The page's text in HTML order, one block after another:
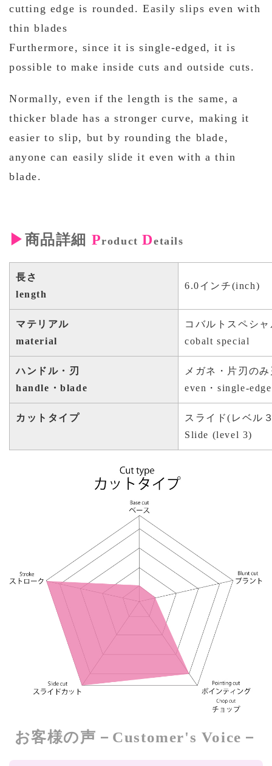
cutting edge is rounded. Easily slips even with
thin blades
Furthermore, since it is single-edged, it is
possible to make inside cuts and outside cuts.
Normally, even if the length is the same, a
thicker blade has a stronger curve, making it
easier to slip, but by rounding the blade,
anyone can easily slide it even with a thin
blade.
▶商品詳細 Product Details
長さ
length
6.0インチ(inch)
マテリアル
material
コバルトスペシャ
cobalt special
ハンドル・刃
handle・blade
メガネ・片刃の
even・single-
カットタイプ
スライド(レベル
Slide (level 3)
お客様の声－Customer's Voice－